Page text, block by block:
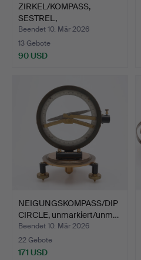
ZIRKEL/KOMPASS,
SESTREL,
HANDTYP/HANDGERÄT…
Beendet 10. Mär 2026
13 Gebote
90 USD
NEIGUNGSKOMPASS/DIP
CIRCLE, unmarkiert/unm…
Beendet 10. Mär 2026
22 Gebote
171 USD